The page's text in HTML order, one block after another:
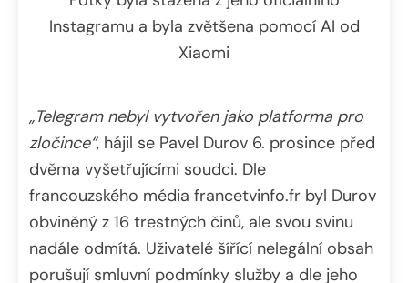
Instagramu a byla zvětšena pomocí AI od
Xiaomi
„Telegram nebyl vytvořen jako platforma pro
zločince“, hájil se Pavel Durov 6. prosince před
dvěma vyšetřujícími soudci. Dle
francouzského média francetvinfo.fr byl Durov
obviněný z 16 trestných činů, ale svou svinu
nadále odmítá. Uživatelé šířící nelegální obsah
porušují smluvní podmínky služby a dle jeho